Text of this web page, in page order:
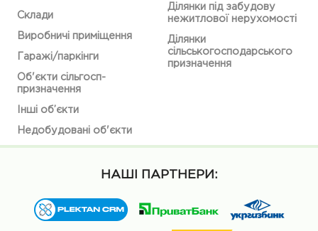
Склади
Виробничі приміщення
Гаражі/паркінги
Об'єкти сільгосп-
призначення
Інші об’єкти
Недобудовані об'єкти
Ділянки під забудову
нежитлової нерухомості
Ділянки
сільськогосподарського
призначення
НАШІ ПАРТНЕРИ: